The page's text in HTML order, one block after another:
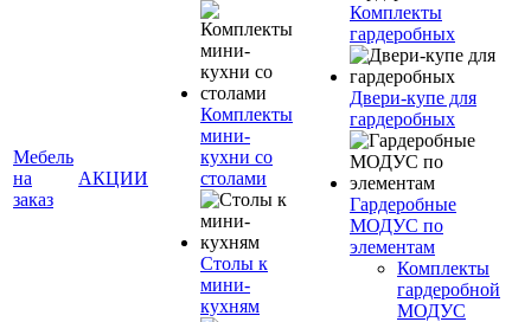
Мебель
на
заказ
АКЦИИ
Комплекты
мини-
кухни со
столами
Столы к
мини-
кухням
Комплекты
гардеробных
Двери-купе для
гардеробных
Гардеробные
МОДУС по
элементам
Комплекты
гардеробной
МОДУС